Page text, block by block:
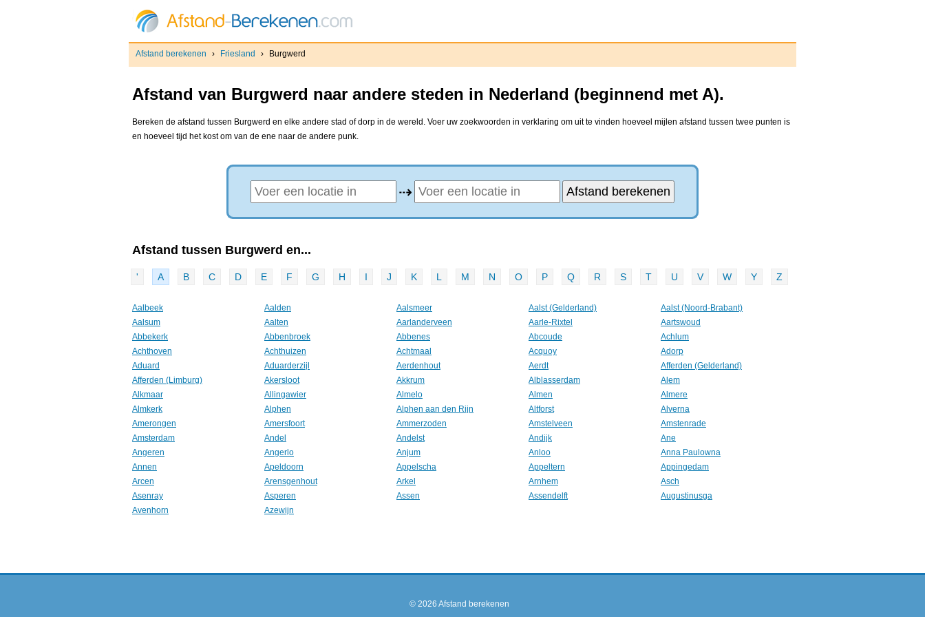
Afstand berekenen › Friesland › Burgwerd
Afstand van Burgwerd naar andere steden in Nederland (beginnend met A).
Bereken de afstand tussen Burgwerd en elke andere stad of dorp in de wereld. Voer uw zoekwoorden in verklaring om uit te vinden hoeveel mijlen afstand tussen twee punten is
en hoeveel tijd het kost om van de ene naar de andere punk.
⇢
Afstand tussen Burgwerd en...
' A B C D E F G H I J K L M N O P Q R S T U V W Y Z
Aalbeek Aalden Aalsmeer Aalst (Gelderland)
Aalst (Noord-Brabant)
Aalsum
Aalten Aarlanderveen Aarle-Rixtel
Aartswoud
Abbekerk
Abbenbroek Abbenes Abcoude
Achlum
Achthoven
Achthuizen Achtmaal Acquoy
Adorp
Aduard
Aduarderzijl Aerdenhout Aerdt
Afferden (Gelderland)
Afferden (Limburg)
Akersloot Akkrum Alblasserdam
Alem
Alkmaar
Allingawier Almelo Almen
Almere
Almkerk
Alphen Alphen aan den Rijn Altforst
Alverna
Amerongen
Amersfoort Ammerzoden Amstelveen
Amstenrade
Amsterdam
Andel Andelst Andijk
Ane
Angeren
Angerlo Anjum Anloo
Anna Paulowna
Annen
Apeldoorn Appelscha Appeltern
Appingedam
Arcen
Arensgenhout Arkel Arnhem
Asch
Asenray
Asperen Assen Assendelft
Augustinusga
Avenhorn
Azewijn
© 2026 Afstand berekenen